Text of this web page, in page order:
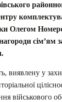
Олегом
сім’ям
виявлену у
військового